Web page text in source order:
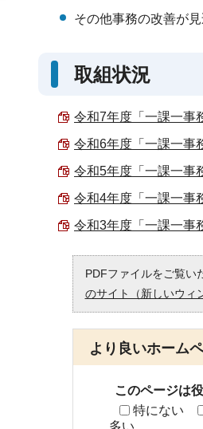
その他事務の改善が
取組状況
令和7年度「一課一事
令和6年度「一課一事
令和5年度「一課一事
令和4年度「一課一事
令和3年度「一課一事
PDFファイルをご覧い
のサイト（新しいウィ
より良いホーム
このページは
特にない
多い